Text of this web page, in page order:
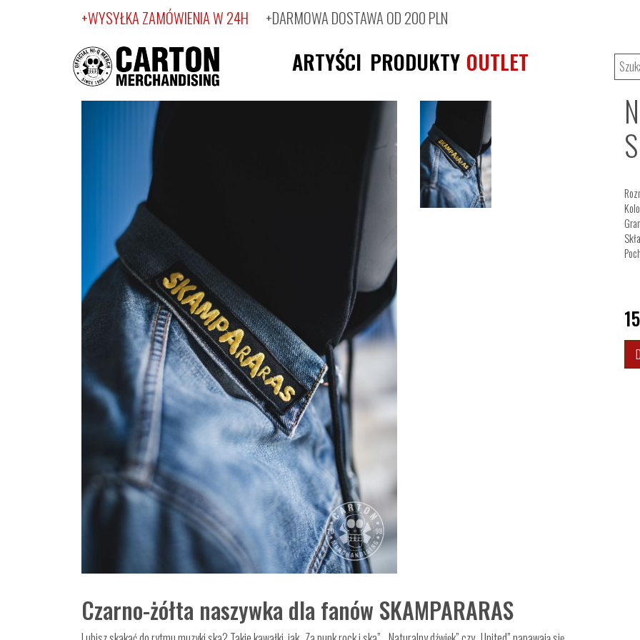
+WYSYŁKA ZAMÓWIENIA W 24H +DARMOWA DOSTAWA OD 200 PLN
ARTYŚCI PRODUKTY OUTLET
Czarno-żółta naszywka dla fanów SKAMPARARAS